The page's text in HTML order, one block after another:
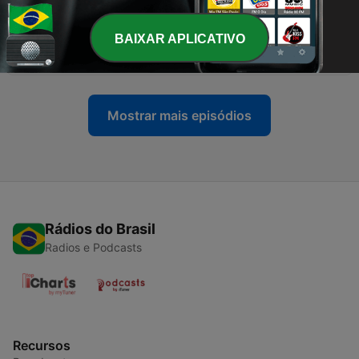
01 jul. 2026
257 - Copa do Mundo #253
14 jun. 2026
Mostrar mais episódios
Rádios do Brasil
Radios e Podcasts
Recursos
BAIXAR APLICATIVO